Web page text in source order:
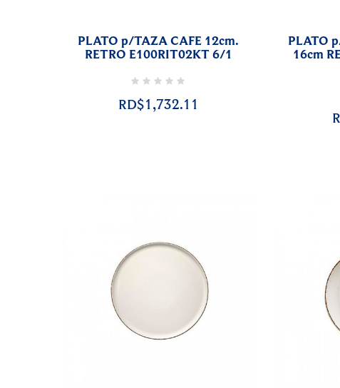
PLATO p/TAZA CAFE 12cm.
RETRO E100RIT02KT 6/1
RD$1,732.11
PLATO
16cm